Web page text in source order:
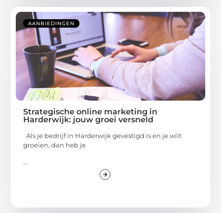
AANBIEDINGEN
Strategische online marketing in
Harderwijk: jouw groei versneld
Als je bedrijf in Harderwijk gevestigd is en je wilt
groeien, dan heb je
...